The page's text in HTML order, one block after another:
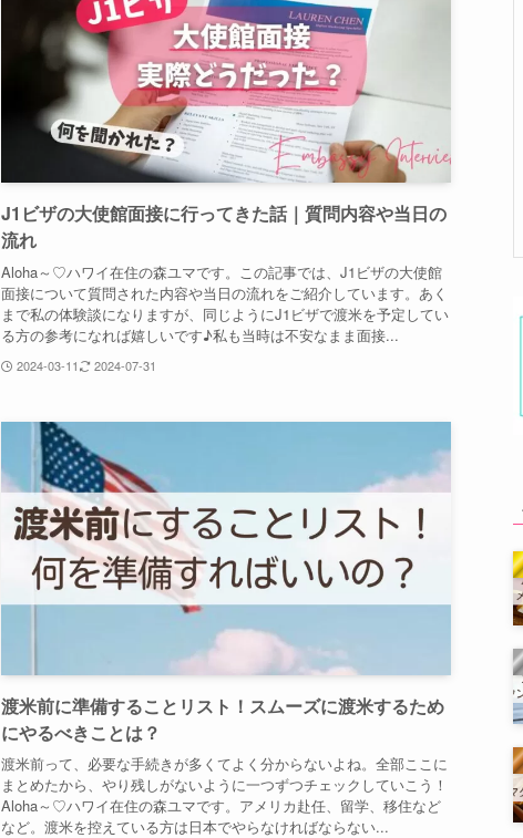
J1ビザの大使館面接に行ってきた話｜質問内容や当日の
流れ
Aloha～♡ハワイ在住の森ユマです。この記事では、J1ビザの大使館
面接について質問された内容や当日の流れをご紹介しています。あく
まで私の体験談になりますが、同じようにJ1ビザで渡米を予定してい
る方の参考になれば嬉しいです♪私も当時は不安なまま面接...
2024-03-11 2024-07-31
渡米前に準備することリスト！スムーズに渡米するため
にやるべきことは？
渡米前って、必要な手続きが多くてよく分からないよね。全部ここに
まとめたから、やり残しがないように一つずつチェックしていこう！
Aloha～♡ハワイ在住の森ユマです。アメリカ赴任、留学、移住など
など。渡米を控えている方は日本でやらなければならない...